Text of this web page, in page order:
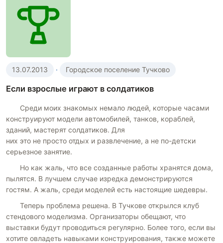
13.07.2013 · Городское поселение Тучково
Если взрослые играют в солдатиков
Среди моих знакомых немало людей, которые часами
конструируют модели автомобилей, танков, кораблей,
зданий, мастерят солдатиков. Для
них это не просто отдых и развлечение, а не по-детски
серьезное занятие.
Но как жаль, что все созданные работы хранятся дома,
пылятся. В лучшем случае изредка демонстрируются
гостям. А жаль, среди моделей есть настоящие шедевры.
Теперь проблема решена. В Тучкове открылся клуб
стендового моделизма. Организаторы обещают, что
выставки будут проводиться регулярно. Более того, если вы
хотите овладеть навыками конструирования, также можете